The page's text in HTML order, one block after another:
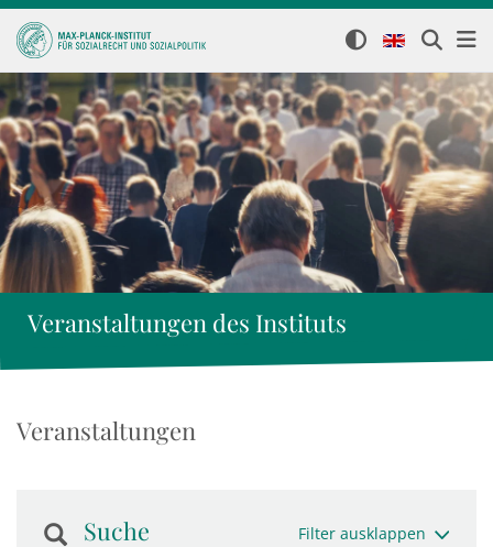
Veranstaltungen des Instituts
Veranstaltungen
Suche Filter ausklappen